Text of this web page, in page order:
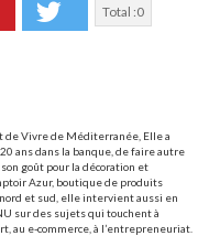
Pinterest Twitter
Total :0
de Vivre de Méditerranée, Elle a
ans dans la banque, de faire autre
goût pour la décoration et
Azur, boutique de produits
et sud, elle intervient aussi en
sur des sujets qui touchent à
au e-commerce, à l’entrepreneuriat.